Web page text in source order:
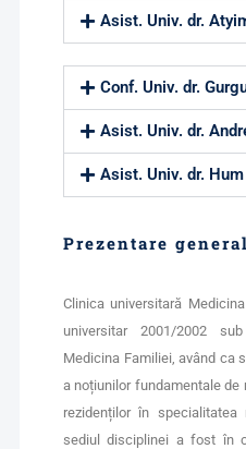
Asist. Univ. dr.
Conf. Univ. dr.
Asist. Univ. dr.
Asist. Univ. dr.
Prezentare
Clinica universitară
universitar 2001/2002
Medicina Familiei, având ca
a noțiunilor fundamentale
rezidenților în
sediul disciplinei a fost în